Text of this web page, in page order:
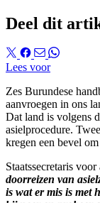
Deel dit
Lees voor
Zes Burundese
aanvroegen in ons
Dat land is volgens
asielprocedure.
kregen een bevel
Staatssecretaris
doorreizen van
is wat er mis is met